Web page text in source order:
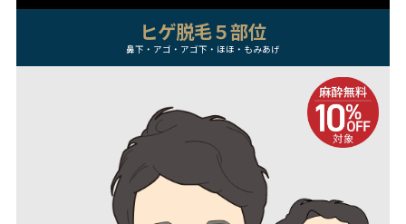
ヒゲ脱毛５部位
鼻下・アゴ・アゴ下・ほほ・もみあげ